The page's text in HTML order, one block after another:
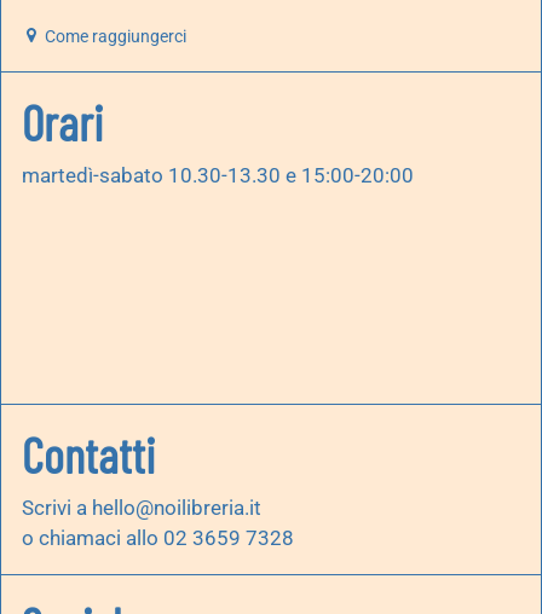
Come raggiungerci
Orari
martedì-sabato 10.30-13.30 e 15:00-20:00
Contatti
Scrivi a hello@noilibreria.it
o chiamaci allo 02 3659 7328